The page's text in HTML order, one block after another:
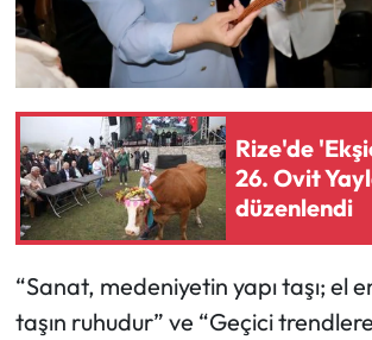
Rize'de
26. Ovit
düzenlendi
“Sanat, medeniyetin yapı taşı; el
taşın ruhudur” ve “Geçici